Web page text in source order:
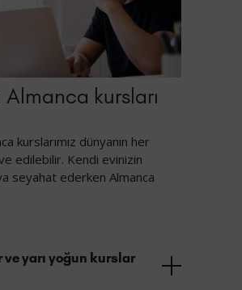
kursları
kurslarımız dünyanın her
edilebilir. Kendi evinizin
seyahat ederken Almanca
yarı yoğun kurslar